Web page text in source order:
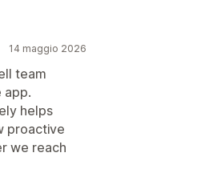
14 maggio 2026
team
app.
helps
proactive
we reach